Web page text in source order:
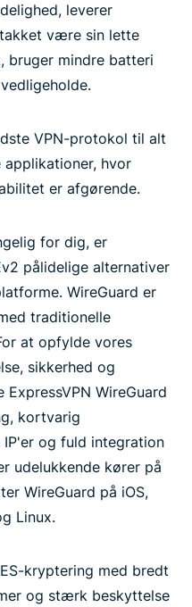
leverer
være sin lette
bruger mindre batteri
VPN-protokol til alt
hvor
er afgørende.
for dig, er
pålidelige alternativer
WireGuard er
traditionelle
at opfylde vores
sikkerhed og
WireGuard
kortvarig
IP'er og fuld integration
udelukkende kører på
WireGuard på iOS,
Linux.
kryptering med bredt
og stærk beskyttelse